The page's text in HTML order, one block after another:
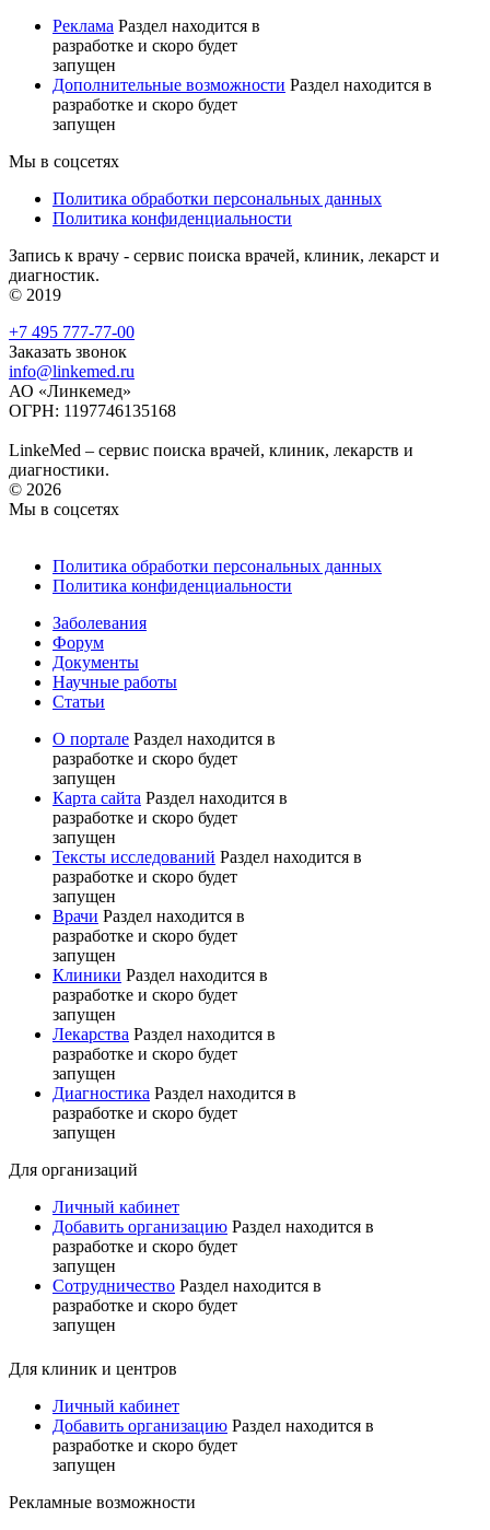
Реклама Раздел находится в
разработке и скоро будет
запущен
Дополнительные возможности Раздел находится в
разработке и скоро будет
запущен
Мы в соцсетях
Политика обработки персональных данных
Политика конфиденциальности
Запись к врачу - сервис поиска врачей, клиник, лекарст и
диагностик.
© 2019
+7 495 777-77-00
Заказать звонок
info@linkemed.ru
АО «Линкемед»
ОГРН: 1197746135168
LinkeMed – сервис поиска врачей, клиник, лекарств и
диагностики.
© 2026
Мы в соцсетях
Политика обработки персональных данных
Политика конфиденциальности
Заболевания
Форум
Документы
Научные работы
Статьи
О портале Раздел находится в
разработке и скоро будет
запущен
Карта сайта Раздел находится в
разработке и скоро будет
запущен
Тексты исследований Раздел находится в
разработке и скоро будет
запущен
Врачи Раздел находится в
разработке и скоро будет
запущен
Клиники Раздел находится в
разработке и скоро будет
запущен
Лекарства Раздел находится в
разработке и скоро будет
запущен
Диагностика Раздел находится в
разработке и скоро будет
запущен
Для организаций
Личный кабинет
Добавить организацию Раздел находится в
разработке и скоро будет
запущен
Сотрудничество Раздел находится в
разработке и скоро будет
запущен
Для клиник и центров
Личный кабинет
Добавить организацию Раздел находится в
разработке и скоро будет
запущен
Рекламные возможности